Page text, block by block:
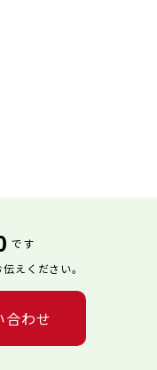
です
えください。
合わせ